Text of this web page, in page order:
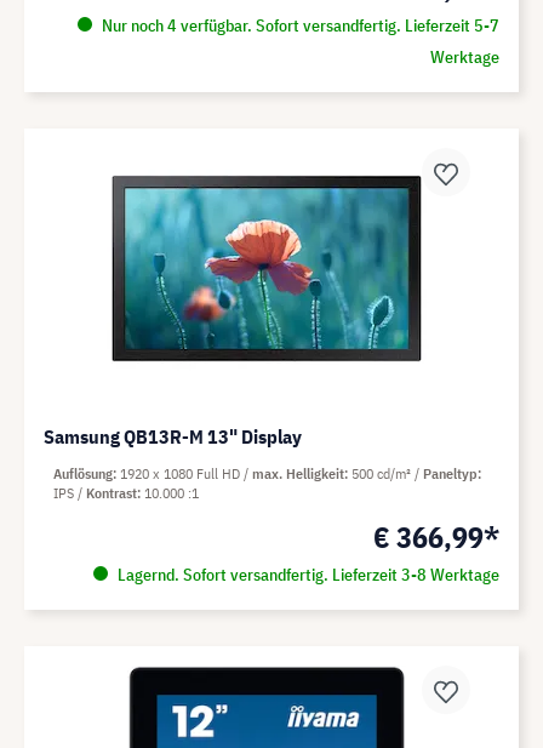
Nur noch 4 verfügbar. Sofort versandfertig. Lieferzeit 5-7
Werktage
Samsung QB13R-M 13" Display
€ 366,99*
Lagernd. Sofort versandfertig. Lieferzeit 3-8 Werktage
Auflösung 1920 x 1080 Full HD max. Helligkeit 500 cd/m²
Paneltyp
IPS
Kontrast 10.000 :1